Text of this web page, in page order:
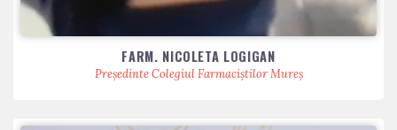
FARM. NICOLETA LOGIGAN
Președinte Colegiul Farmaciștilor Mureș